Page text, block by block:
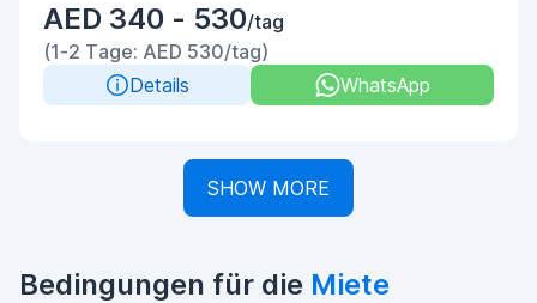
AED 340 - 530/tag
(1-2 Tage: AED 530/tag)
Details
WhatsApp
SHOW MORE
Bedingungen für die Miete